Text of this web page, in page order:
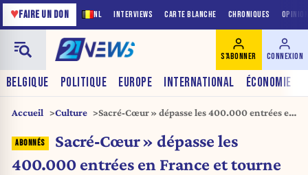
NL INTERVIEWS CARTE BLANCHE CHRONIQUES
♥FAIRE UN DON
BELGIQUE POLITIQUE EUROPE INTERNATIONAL ÉCONOMIE
S'ABONNER CONNEXION
Accueil Culture
Sacré‑Cœur » dépasse les 400.000 entrées en
Sacré‑Cœur » dépasse les
400.000 entrées en France et tourne